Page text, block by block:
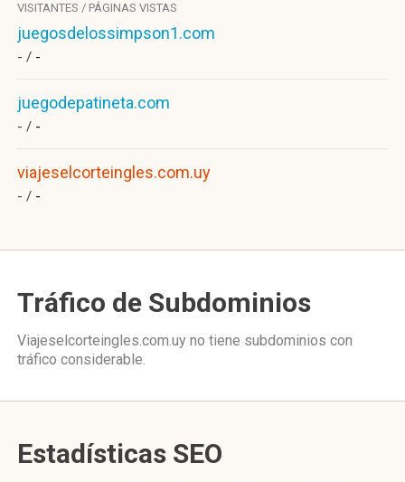
VISITANTES / PÁGINAS VISTAS
juegosdelossimpson1.com
- / -
juegodepatineta.com
- / -
viajeselcorteingles.com.uy
- / -
Tráfico de Subdominios
Viajeselcorteingles.com.uy no tiene subdominios con
tráfico considerable.
Estadísticas SEO